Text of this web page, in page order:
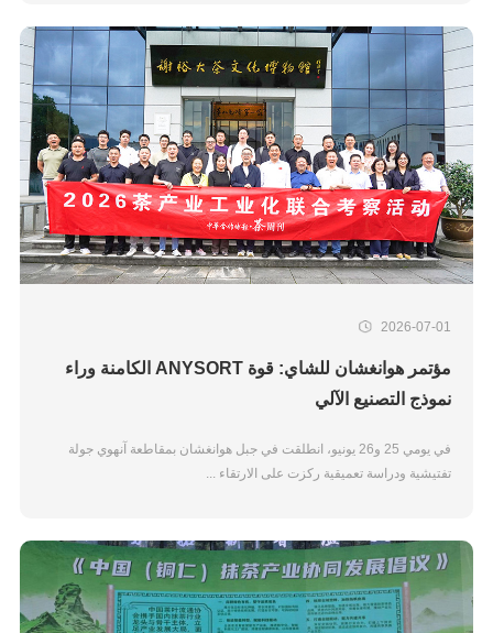
2026-07-01
مؤتمر هوانغشان للشاي: قوة ANYSORT الكامنة وراء
نموذج التصنيع الآلي
في يومي 25 و26 يونيو، انطلقت في جبل هوانغشان بمقاطعة آنهوي جولة
تفتيشية ودراسة تعميقية ركزت على الارتقاء ...